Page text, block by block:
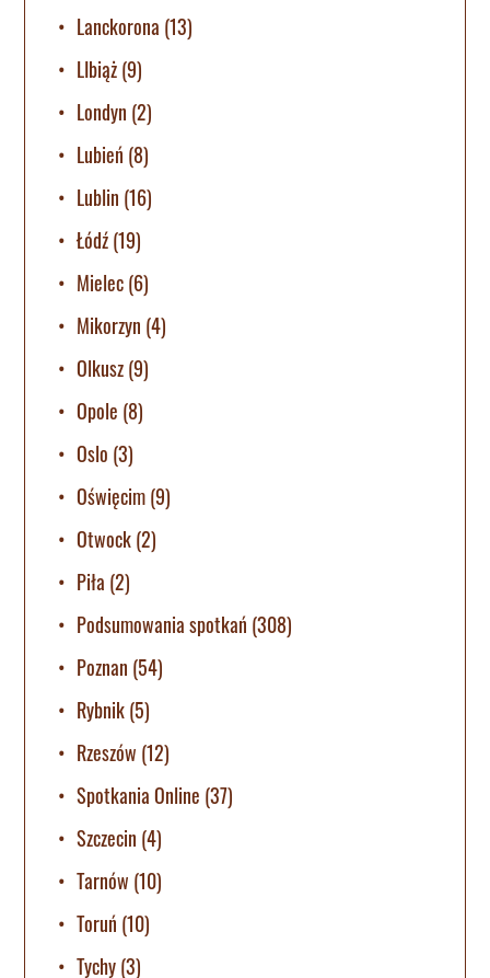
Lanckorona (13)
LIbiąż(9)
Londyn (2)
Lubień (8)
Lublin (16)
Łódź(19)
Mielec(6)
Mikorzyn (4)
Olkusz(9)
Opole (8)
Oslo (3)
Oświęcim(9)
Otwock(2)
Piła (2)
Podsumowania spotkań (308)
Poznan (54)
Rybnik(5)
Rzeszów (12)
Spotkania Online (37)
Szczecin (4)
Tarnów (10)
Toruń (10)
Tychy(3)